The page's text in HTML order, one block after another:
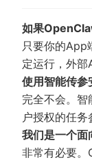
如果
只要你的App
定运行，外
使用智能传
完全不会。智
户授权的任
我们是一个
非常有必要。